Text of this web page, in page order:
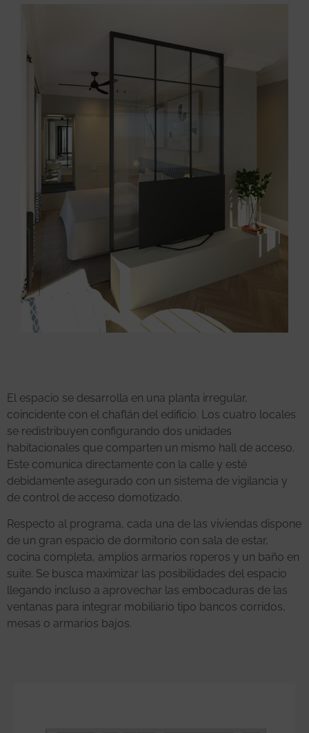
El espacio se desarrolla en una planta irregular,
coincidente con el chaflán del edificio. Los cuatro locales
se redistribuyen configurando dos unidades
habitacionales que comparten un mismo hall de acceso.
Este comunica directamente con la calle y esté
debidamente asegurado con un sistema de vigilancia y
de control de acceso domotizado.
Respecto al programa, cada una de las viviendas dispone
de un gran espacio de dormitorio con sala de estar,
cocina completa, amplios armarios roperos y un baño en
suite. Se busca maximizar las posibilidades del espacio
llegando incluso a aprovechar las embocaduras de las
ventanas para integrar mobiliario tipo bancos corridos,
mesas o armarios bajos.